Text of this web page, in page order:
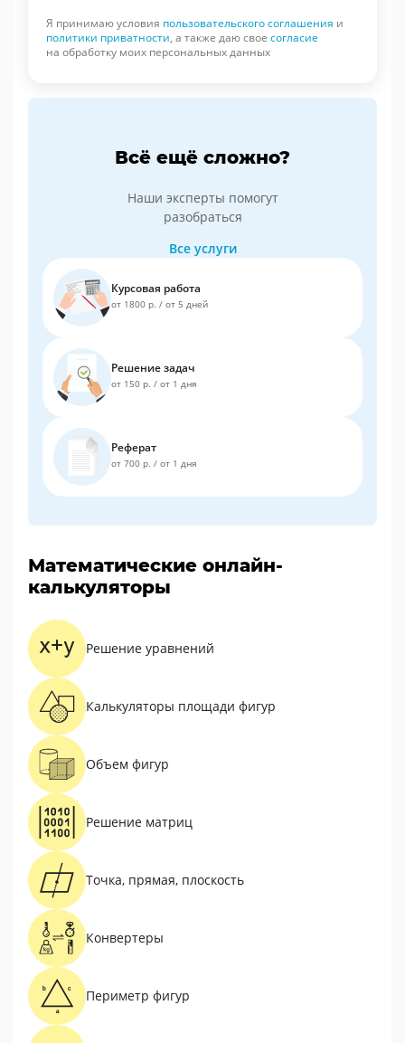
Я принимаю условия пользовательского соглашения и
политики приватности, а также даю свое согласие
на обработку моих персональных данных
Всё ещё сложно?
Наши эксперты помогут
разобраться
Все услуги
Курсовая работа
от 1800 р. / от 5 дней
Решение задач
от 150 р. / от 1 дня
Реферат
от 700 р. / от 1 дня
Математические онлайн-
калькуляторы
Решение уравнений
Калькуляторы площади фигур
Объем фигур
Решение матриц
Точка, прямая, плоскость
Конвертеры
Периметр фигур